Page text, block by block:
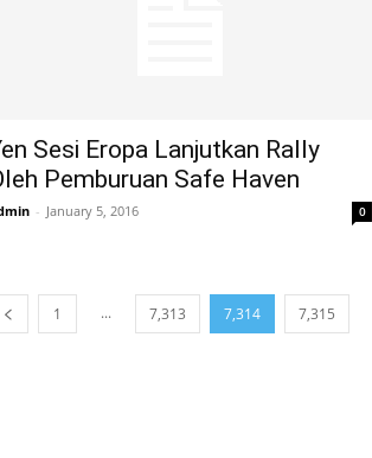
Sesi Eropa Lanjutkan Rally
Pemburuan Safe Haven
- January 5, 2016 0
1 ... 7,313 7,314 7,315